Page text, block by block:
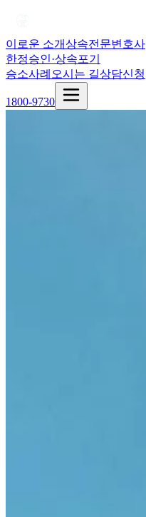
이로운 소개상속전문변호사
한정승인·상속포기
승소사례 오시는 길상담신청
1800-9730